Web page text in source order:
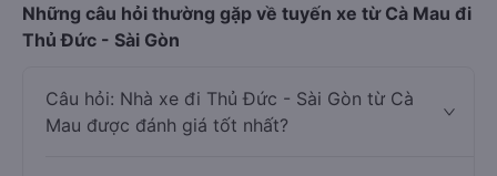
Những câu hỏi thường gặp về tuyến xe từ Cà Mau đi
Thủ Đức - Sài Gòn
Câu hỏi: Nhà xe đi Thủ Đức - Sài Gòn từ Cà
Mau được đánh giá tốt nhất?